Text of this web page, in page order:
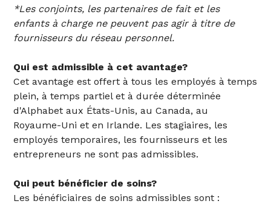
*Les conjoints, les partenaires de fait et les
enfants à charge ne peuvent pas agir à titre de
fournisseurs du réseau personnel.
Qui est admissible à cet avantage?
Cet avantage est offert à tous les employés à temps
plein, à temps partiel et à durée déterminée
d'Alphabet aux États-Unis, au Canada, au
Royaume-Uni et en Irlande. Les stagiaires, les
employés temporaires, les fournisseurs et les
entrepreneurs ne sont pas admissibles.
Qui peut bénéficier de soins?
Les bénéficiaires de soins admissibles sont :